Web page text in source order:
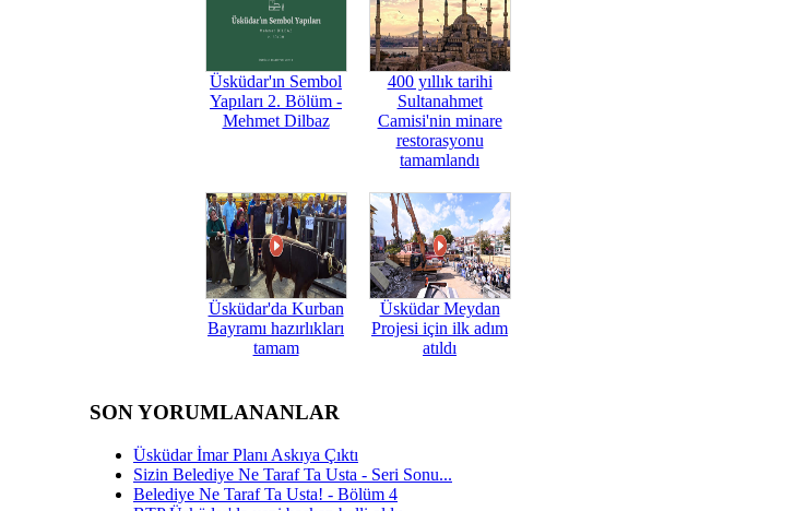
Üsküdar'ın Sembol
Yapıları 2. Bölüm -
Mehmet Dilbaz
400 yıllık tarihi
Sultanahmet
Camisi'nin minare
restorasyonu
tamamlandı
Üsküdar'da Kurban
Bayramı hazırlıkları
tamam
Üsküdar Meydan
Projesi için ilk adım
atıldı
SON YORUMLANANLAR
Üsküdar İmar Planı Askıya Çıktı
Sizin Belediye Ne Taraf Ta Usta - Seri Sonu...
Belediye Ne Taraf Ta Usta! - Bölüm 4